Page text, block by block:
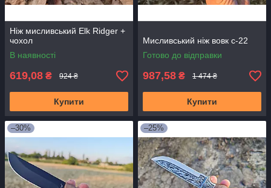
Ніж мисливський Elk Ridger +
чохол
В наявності
619,08 ₴ 924 ₴
Купити
Мисливський ніж вовк с-22
Готово до відправки
987,58 ₴ 1 474 ₴
Купити
–30% –25%